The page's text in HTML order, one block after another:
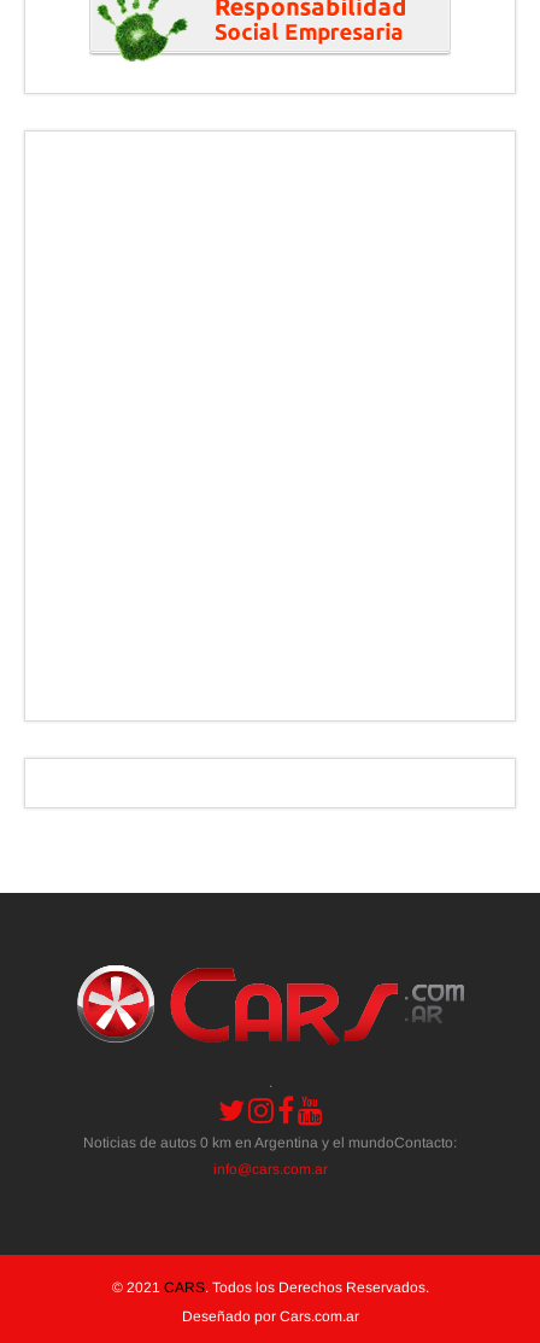
.
Noticias de autos 0 km en Argentina y el mundoContacto:
info@cars.com.ar
© 2021 CARS. Todos los Derechos Reservados.
Deseñado por Cars.com.ar